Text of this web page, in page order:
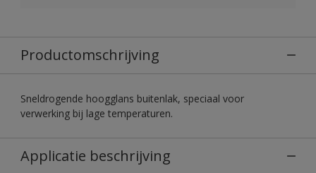
Productomschrijving
Sneldrogende hoogglans buitenlak, speciaal voor
verwerking bij lage temperaturen.
Applicatie beschrijving